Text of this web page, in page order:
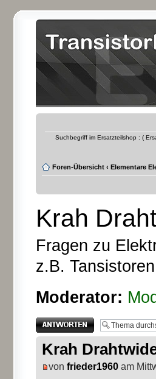
Suchbegriff im Ersatzteilshop : (
Foren-Übersicht ‹ Elementare
Krah
Fragen zu
z.B.
Moderator:
Antwort erstellen
Krah
von frieder1960 am